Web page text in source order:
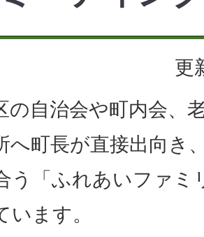
更
の自治会や町内会、
へ町長が直接出向き
う「ふれあいファミ
います。